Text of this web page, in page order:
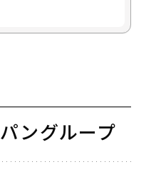
ングループ